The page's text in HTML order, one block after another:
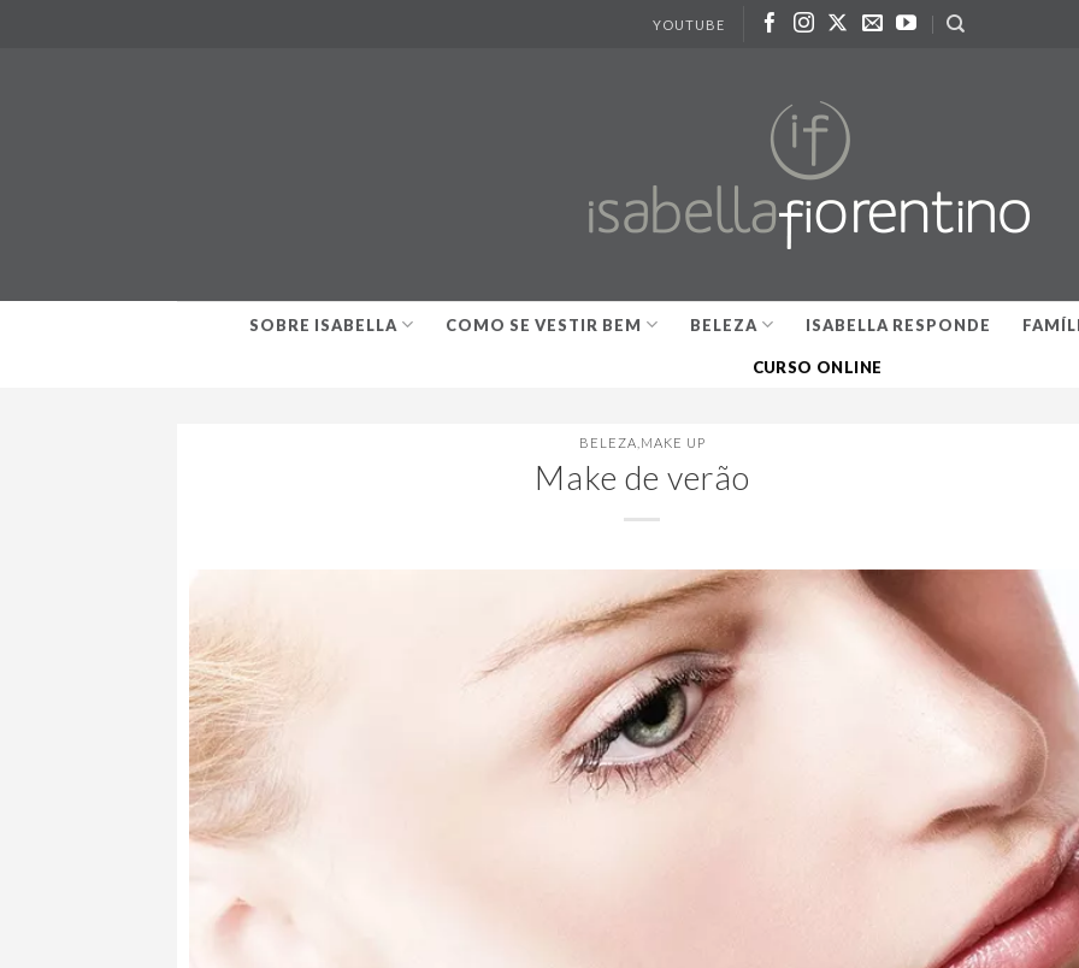
YOUTUBE
SOBRE ISABELLA COMO SE VESTIR BEM BELEZA ISABELLA RESPONDE
CURSO ONLINE
BELEZA MAKE UP
Make de verão